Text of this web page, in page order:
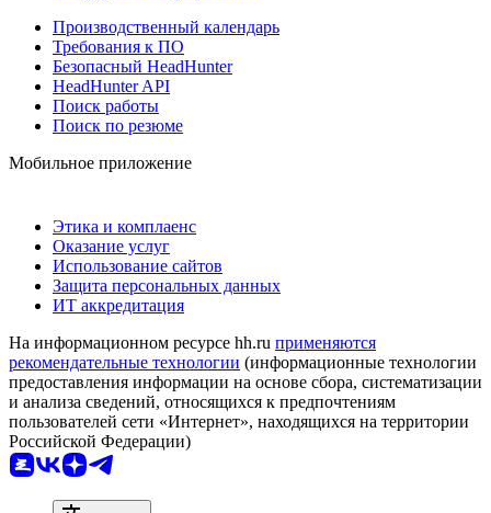
Производственный календарь
Требования к ПО
Безопасный HeadHunter
HeadHunter API
Поиск работы
Поиск по резюме
Мобильное приложение
Этика и комплаенс
Оказание услуг
Использование сайтов
Защита персональных данных
ИТ аккредитация
На информационном ресурсе hh.ru применяются
рекомендательные технологии (информационные технологии
предоставления информации на основе сбора, систематизации
и анализа сведений, относящихся к предпочтениям
пользователей сети «Интернет», находящихся на территории
Российской Федерации)